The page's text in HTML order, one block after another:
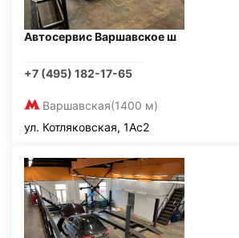
Автосервис Варшавское ш
+7 (495) 182-17-65
Варшавская(1400 м)
ул. Котляковская, 1Ас2